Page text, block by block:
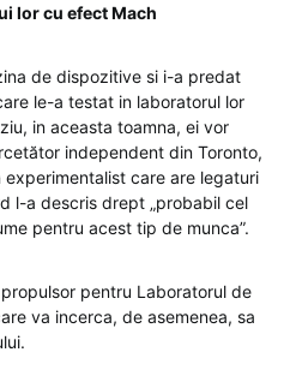
lor cu efect Mach
de dispozitive si i-a predat
le-a testat in laboratorul lor
in aceasta toamna, ei vor
independent din Toronto,
care are legaturi
l-a descris drept „probabil cel
pentru acest tip de munca”.
pentru Laboratorul de
va incerca, de asemenea, sa